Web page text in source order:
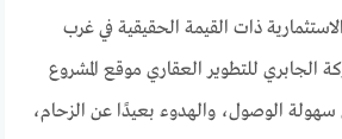
ذات القيمة الحقيقية في غرب
الجابري للتطوير العقاري موقع المشروع
سهولة الوصول، والهدوء بعيدًا عن الزحام،